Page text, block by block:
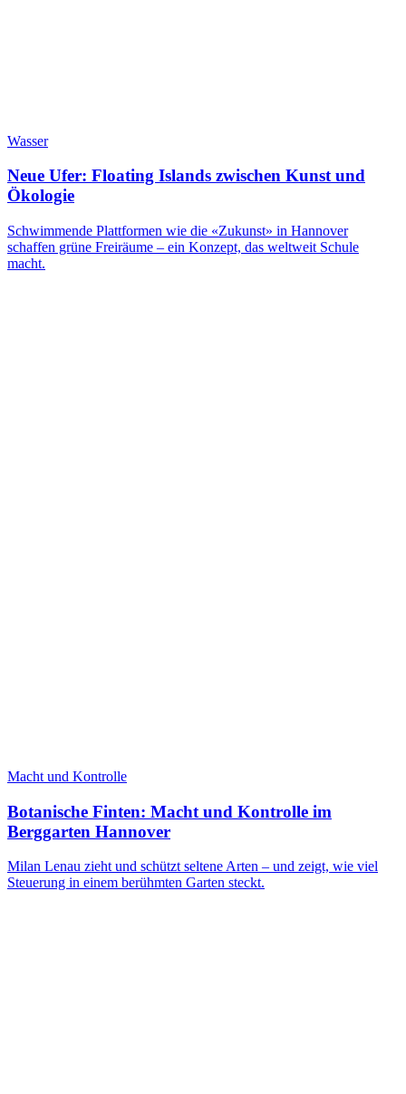
Wasser
Neue Ufer: Floating Islands zwischen Kunst und
Ökologie
Schwimmende Plattformen wie die «Zukunst» in Hannover
schaffen grüne Freiräume – ein Konzept, das weltweit Schule
macht.
Macht und Kontrolle
Botanische Finten: Macht und Kontrolle im
Berggarten Hannover
Milan Lenau zieht und schützt seltene Arten – und zeigt, wie viel
Steuerung in einem berühmten Garten steckt.